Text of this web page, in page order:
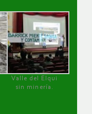
Valle del Elqui
sin minería.